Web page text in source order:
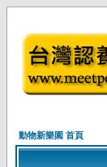
動物新樂園 首頁